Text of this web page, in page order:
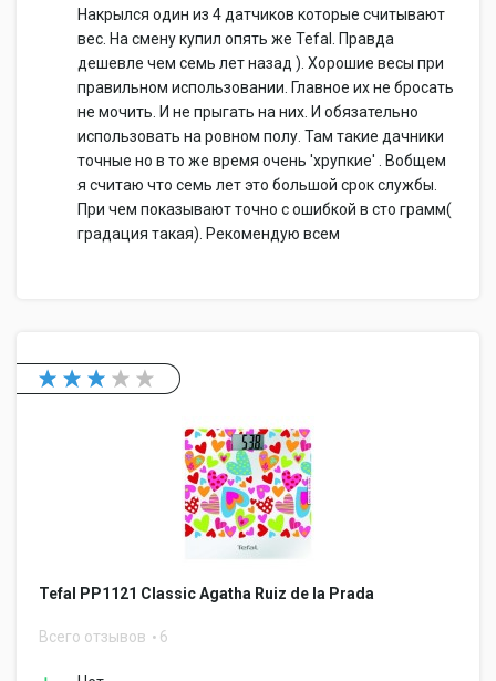
Накрылся один из 4 датчиков которые считывают
вес. На смену купил опять же Tefal. Правда
дешевле чем семь лет назад ). Хорошие весы при
правильном использовании. Главное их не бросать
не мочить. И не прыгать на них. И обязательно
использовать на ровном полу. Там такие дачники
точные но в то же время очень 'хрупкие' . Вобщем
я считаю что семь лет это большой срок службы.
При чем показывают точно с ошибкой в сто грамм(
градация такая). Рекомендую всем
Tefal PP1121 Classic Agatha Ruiz de la Prada
Всего отзывов 6